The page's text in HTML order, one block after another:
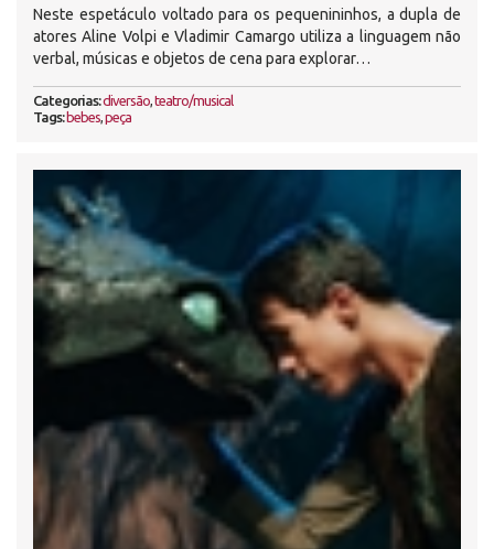
Neste espetáculo voltado para os pequenininhos, a dupla de
atores Aline Volpi e Vladimir Camargo utiliza a linguagem não
verbal, músicas e objetos de cena para explorar…
Categorias:diversão,teatro/musical
Tags: bebes,peça